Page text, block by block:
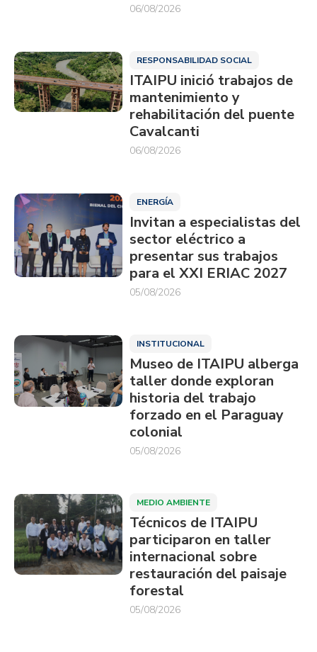
06/08/2026
RESPONSABILIDAD SOCIAL
ITAIPU inició trabajos de
mantenimiento y
rehabilitación del puente
Cavalcanti
06/08/2026
ENERGÍA
Invitan a especialistas del
sector eléctrico a
presentar sus trabajos
para el XXI ERIAC 2027
05/08/2026
INSTITUCIONAL
Museo de ITAIPU alberga
taller donde exploran
historia del trabajo
forzado en el Paraguay
colonial
05/08/2026
MEDIO AMBIENTE
Técnicos de ITAIPU
participaron en taller
internacional sobre
restauración del paisaje
forestal
05/08/2026